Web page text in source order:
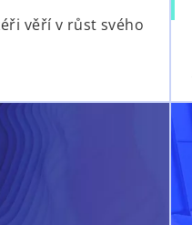
věří v růst svého